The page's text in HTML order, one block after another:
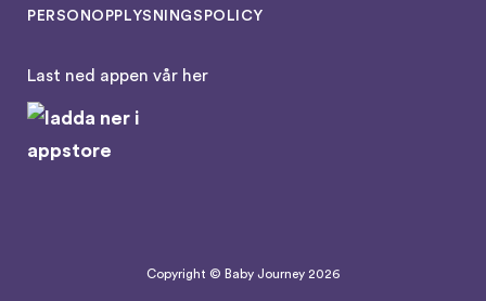
PERSONOPPLYSNINGSPOLICY
Last ned appen vår her
Copyright © Baby Journey 2026